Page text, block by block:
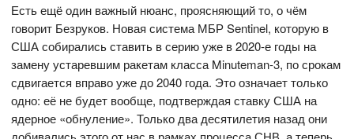
Есть ещё один важный нюанс, проясняющий то, о чём
говорит Безруков. Новая система МБР Sentinel, которую в
США собирались ставить в серию уже в 2020-е годы на
замену устаревшим ракетам класса Minuteman-3, по срокам
сдвигается вправо уже до 2040 года. Это означает только
одно: её не будет вообще, подтверждая ставку США на
ядерное «обнуление». Только два десятилетия назад они